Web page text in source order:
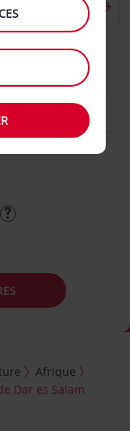
Afrique
Dar es Salam